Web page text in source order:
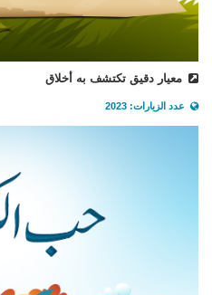
معيار دقيق تكتشف به أخلاق
عدد الزيارات: 2023